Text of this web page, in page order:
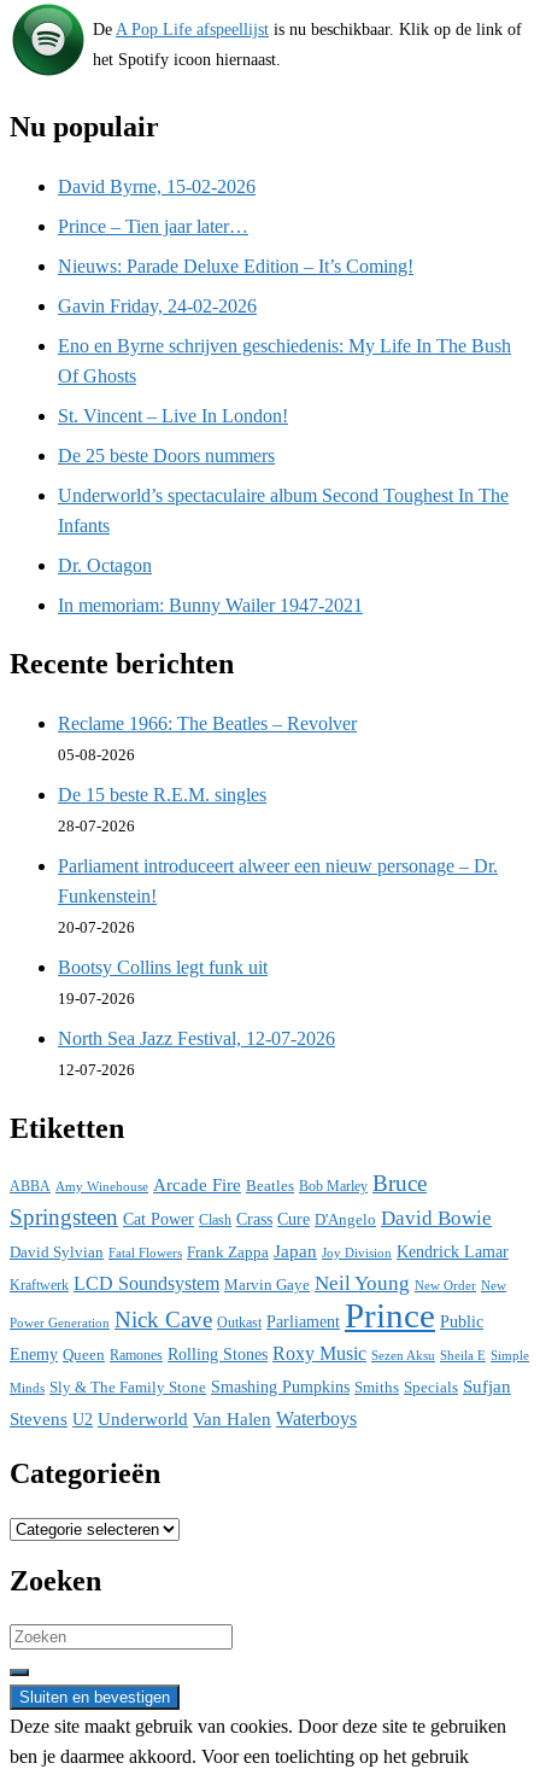
De A Pop Life afspeellijst is nu beschikbaar. Klik op de link of
het Spotify icoon hiernaast.
Nu populair
David Byrne, 15-02-2026
Prince – Tien jaar later…
Nieuws: Parade Deluxe Edition – It’s Coming!
Gavin Friday, 24-02-2026
Eno en Byrne schrijven geschiedenis: My Life In The Bush
Of Ghosts
St. Vincent – Live In London!
De 25 beste Doors nummers
Underworld’s spectaculaire album Second Toughest In The
Infants
Dr. Octagon
In memoriam: Bunny Wailer 1947-2021
Recente berichten
Reclame 1966: The Beatles – Revolver
05-08-2026
De 15 beste R.E.M. singles
28-07-2026
Parliament introduceert alweer een nieuw personage – Dr.
Funkenstein!
20-07-2026
Bootsy Collins legt funk uit
19-07-2026
North Sea Jazz Festival, 12-07-2026
12-07-2026
Etiketten
ABBA Amy Winehouse Arcade Fire Beatles Bob Marley Bruce
Springsteen Cat Power Clash Crass Cure D'Angelo David Bowie
David Sylvian Fatal Flowers Frank Zappa Japan Joy Division Kendrick Lamar
Kraftwerk LCD Soundsystem Marvin Gaye Neil Young New Order New
Power Generation Nick Cave Outkast Parliament Prince Public
Enemy Queen Ramones Rolling Stones Roxy Music Sezen Aksu Sheila E Simple
Minds Sly & The Family Stone Smashing Pumpkins Smiths Specials Sufjan
Stevens U2 Underworld Van Halen Waterboys
Categorieën
Categorieën
Zoeken
Search
for:
Deze site maakt gebruik van cookies. Door deze site te gebruiken
ben je daarmee akkoord. Voor een toelichting op het gebruik